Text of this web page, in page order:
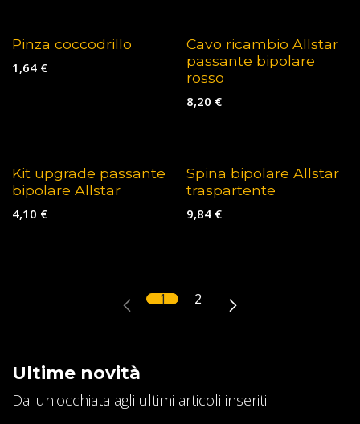
Pinza coccodrillo
1,64 €
Cavo ricambio Allstar
passante bipolare
rosso
8,20 €
Kit upgrade passante
bipolare Allstar
4,10 €
Spina bipolare Allstar
traspartente
9,84€
1 2
Ultime novità
Dai un'occhiata agli ultimi articoli inseriti!